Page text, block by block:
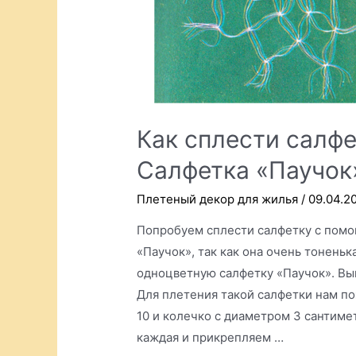
Как сплести
Салфетка
Плетеный декор для жилья /
Попробуем сплести салфетку с
«Паучок», так как она очень
одноцветную салфетку «Паучок».
Для плетения такой салфетки нам
10 и колечко с диаметром 3
каждая и прикрепляем …